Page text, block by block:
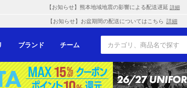
【お知らせ】熊本地域地震の影響による配送遅延 詳細
【お知らせ】お盆期間の配送についてはこちら 詳細
ブランド チーム